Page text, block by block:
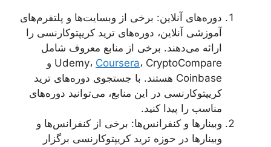
دوره‌های آنلاین: برخی از وبسایت‌ها و پلتفرم‌های
آموزشی آنلاین، دوره‌های ترید کریپتوکارنسی را
ارائه می‌دهند. برخی از منابع معروف شامل
Udemy، Coursera
، CryptoCompare و
Coinbase هستند. با جستجوی دوره‌های ترید
کریپتوکارنسی در این منابع، می‌توانید دوره‌های
مناسب را پیدا کنید.
وبینارها و کنفرانس‌ها: برخی از کنفرانس‌ها و
وبینارها در حوزه ترید کریپتوکارنسی برگزار